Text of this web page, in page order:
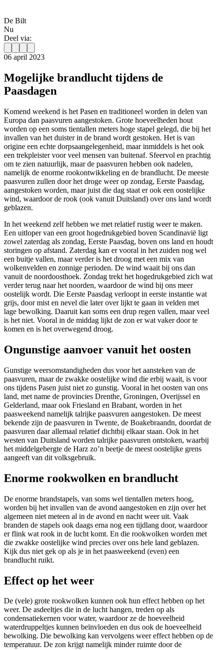
De Bilt
Nu
Deel via:
06 april 2023
Mogelijke brandlucht tijdens de
Paasdagen
Komend weekend is het Pasen en traditioneel worden in delen van
Europa dan paasvuren aangestoken. Grote hoeveelheden hout
worden op een soms tientallen meters hoge stapel gelegd, die bij het
invallen van het duister in de brand wordt gestoken. Het is van
origine een echte dorpsaangelegenheid, maar inmiddels is het ook
een trekpleister voor veel mensen van buitenaf. Sfeervol en prachtig
om te zien natuurlijk, maar de paasvuren hebben ook nadelen,
namelijk de enorme rookontwikkeling en de brandlucht. De meeste
paasvuren zullen door het droge weer op zondag, Eerste Paasdag,
aangestoken worden, maar juist die dag staat er ook een oostelijke
wind, waardoor de rook (ook vanuit Duitsland) over ons land wordt
geblazen.
In het weekend zelf hebben we met relatief rustig weer te maken.
Een uitloper van een groot hogedrukgebied boven Scandinavië ligt
zowel zaterdag als zondag, Eerste Paasdag, boven ons land en houdt
storingen op afstand. Zaterdag kan er vooral in het zuiden nog wel
een buitje vallen, maar verder is het droog met een mix van
wolkenvelden en zonnige perioden. De wind waait bij ons dan
vanuit de noordoosthoek. Zondag trekt het hogedrukgebied zich wat
verder terug naar het noorden, waardoor de wind bij ons meer
oostelijk wordt. Die Eerste Paasdag verloopt in eerste instantie wat
grijs, door mist en nevel die later over lijkt te gaan in velden met
lage bewolking. Daaruit kan soms een drup regen vallen, maar veel
is het niet. Vooral in de middag lijkt de zon er wat vaker door te
komen en is het overwegend droog.
Ongunstige aanvoer vanuit het oosten
Gunstige weersomstandigheden dus voor het aansteken van de
paasvuren, maar de zwakke oostelijke wind die erbij waait, is voor
ons tijdens Pasen juist niet zo gunstig. Vooral in het oosten van ons
land, met name de provincies Drenthe, Groningen, Overijssel en
Gelderland, maar ook Friesland en Brabant, worden in het
paasweekend namelijk talrijke paasvuren aangestoken. De meest
bekende zijn de paasvuren in Twente, de Boakebraandn, doordat de
paasvuren daar allemaal relatief dichtbij elkaar staan. Ook in het
westen van Duitsland worden talrijke paasvuren ontstoken, waarbij
het middelgebergte de Harz zo’n beetje de meest oostelijke grens
aangeeft van dit volksgebruik.
Enorme rookwolken en brandlucht
De enorme brandstapels, van soms wel tientallen meters hoog,
worden bij het invallen van de avond aangestoken en zijn over het
algemeen niet meteen al in de avond en nacht weer uit. Vaak
branden de stapels ook daags erna nog een tijdlang door, waardoor
er flink wat rook in de lucht komt. En die rookwolken worden met
die zwakke oostelijke wind precies over ons hele land geblazen.
Kijk dus niet gek op als je in het paasweekend (even) een
brandlucht ruikt.
Effect op het weer
De (vele) grote rookwolken kunnen ook hun effect hebben op het
weer. De asdeeltjes die in de lucht hangen, treden op als
condensatiekernen voor water, waardoor ze de hoeveelheid
waterdruppeltjes kunnen beïnvloeden en dus ook de hoeveelheid
bewolking. Die bewolking kan vervolgens weer effect hebben op de
temperatuur. De zon krijgt namelijk minder ruimte door de